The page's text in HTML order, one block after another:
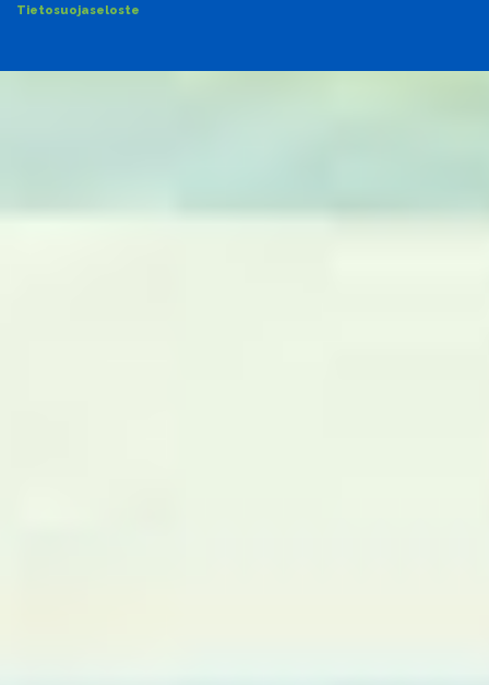
Tietosuojaseloste